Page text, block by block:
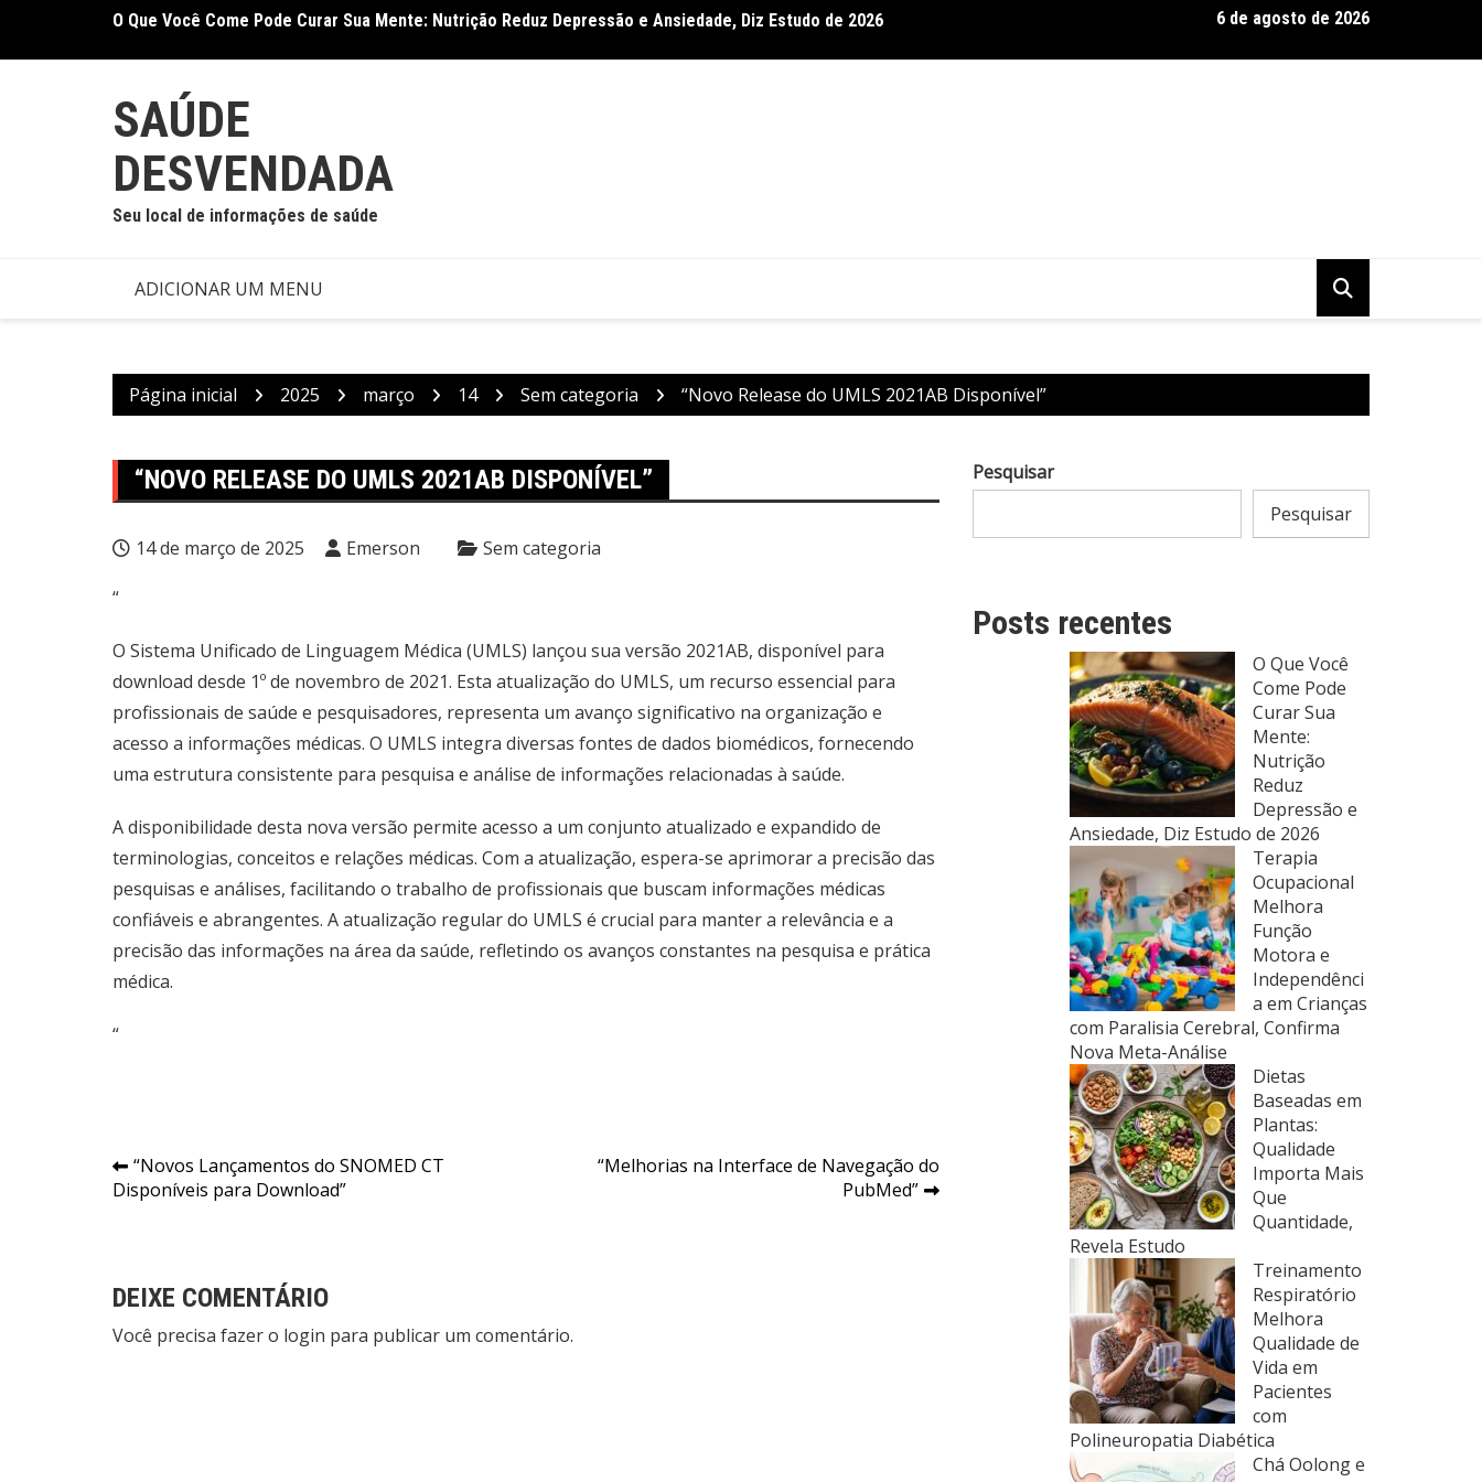
o
O Que Você Come Pode Curar Sua Mente: Nutrição Reduz Depressão e Ansiedade, Diz Estudo de 2026
Terapia Ocupacional Melhora Função Motora e Independência em Crianças com Paralisia Cerebral, Confirma
Dietas Baseadas em Plantas: Qualidade Importa Mais Que Quantidade,
6 de agosto de 2026
SAÚDE
DESVENDADA
Seu local de informações de saúde
ADICIONAR UM MENU
Página inicial 2025 março 14 Sem categoria “Novo Release do UMLS 2021AB Disponível”
“NOVO RELEASE DO UMLS 2021AB DISPONÍVEL”
14 de março de 2025 Emerson Sem categoria
“
O Sistema Unificado de Linguagem Médica (UMLS) lançou sua versão 2021AB, disponível para
download desde 1º de novembro de 2021. Esta atualização do UMLS, um recurso essencial para
profissionais de saúde e pesquisadores, representa um avanço significativo na organização e
acesso a informações médicas. O UMLS integra diversas fontes de dados biomédicos, fornecendo
uma estrutura consistente para pesquisa e análise de informações relacionadas à saúde.
A disponibilidade desta nova versão permite acesso a um conjunto atualizado e expandido de
terminologias, conceitos e relações médicas. Com a atualização, espera-se aprimorar a precisão das
pesquisas e análises, facilitando o trabalho de profissionais que buscam informações médicas
confiáveis e abrangentes. A atualização regular do UMLS é crucial para manter a relevância e a
precisão das informações na área da saúde, refletindo os avanços constantes na pesquisa e prática
médica.
“
Navegação
de
“Novos Lançamentos do SNOMED CT
Disponíveis para Download”
“Melhorias na Interface de Navegação do
PubMed”
DEIXE COMENTÁRIO
Você precisa fazer o login para publicar um comentário.
Pesquisar
Pesquisar
Posts recentes
O Que Você
Come Pode
Curar Sua
Mente:
Nutrição
Reduz
Depressão e
Ansiedade, Diz Estudo de 2026
Terapia
Ocupacional
Melhora
Função
Motora e
Independênci
a em Crianças
com Paralisia Cerebral, Confirma
Nova Meta-Análise
Dietas
Baseadas em
Plantas:
Qualidade
Importa Mais
Que
Quantidade,
Revela Estudo
Treinamento
Respiratório
Melhora
Qualidade de
Vida em
Pacientes
com
Polineuropatia Diabética
Chá Oolong e